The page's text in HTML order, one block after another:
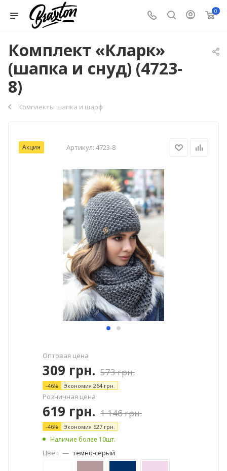
0
Комплект «Кларк»
(шапка и снуд) (4723-
8)
Комплекты шапка и шарф
Акция Артикул: 4723-8
Оптовая цена
309 грн. 573грн.
-46% Экономия 264грн.
Розничная цена
619 грн. 1 146грн.
-46% Экономия 527 грн.
Наличие более 10шт.
Цвет — темно-серый